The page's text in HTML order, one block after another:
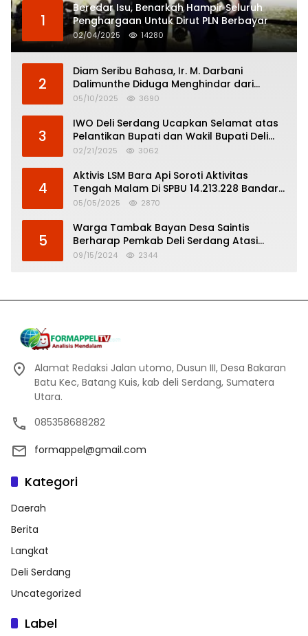
1
Beredar Isu, Benarkah Hampir Seluruh
Penghargaan Untuk Dirut PLN Berbayar
02/04/2025 14280
2
Diam Seribu Bahasa, Ir. M. Darbani
Dalimunthe Diduga Menghindar dari
Pertanggungjawaban Politik
05/10/2025 3690
3
IWO Deli Serdang Ucapkan Selamat atas
Pelantikan Bupati dan Wakil Bupati Deli
Serdang
02/21/2025 3062
4
Aktivis LSM Bara Api Soroti Aktivitas
Tengah Malam Di SPBU 14.213.228 Bandar
Tinggi
05/05/2025 2870
5
Warga Tambak Bayan Desa Saintis
Berharap Pemkab Deli Serdang Atasi
Banjir
09/15/2024 2344
Alamat Redaksi Jalan utomo, Dusun III, Desa Bakaran
Batu Kec, Batang Kuis, kab deli Serdang, Sumatera
Utara.
085358688282
formappel@gmail.com
Kategori
Daerah
Berita
Langkat
Deli Serdang
Uncategorized
Label